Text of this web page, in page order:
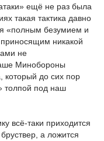
ещё не раз была
такая тактика давно
«полным безумием и
никакой
не
Минобороны
который до сих пор
толпой под наш
всё-таки приходится
а ложится